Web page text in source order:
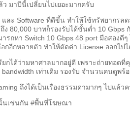
มาปีนี้เปลี่ยนไปเยอะมากครับ
ละ Software ที่ดีขึ้น ทำให้ใช้ทรัพยากรล
ง 80,000 บาทก็รองรับได้ขั้นต่ำ 10 Gbps
รถหา Switch 10 Gbps 48 port มือสองดี
กอีกหลายตัว ทำให้ตัดค่า License ออกไปไ
กได้ว่ามหาศาลมากอยู่ดี เพราะถ่ายทอด
เท่าเดิม รองรับ จำนวนคนดูพร้
ถึงได้เป็นเรื่องธรรมดามากๆ ไปแล้วค
นเช่นกัน #พื้นที่โฆษณา